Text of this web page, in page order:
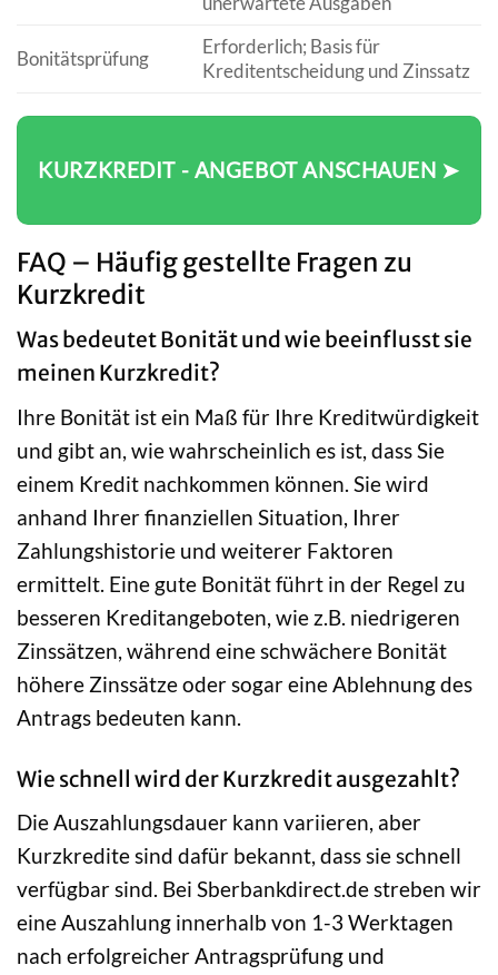
Bonitätsprüfung
Erforderlich; Basis für
Kreditentscheidung und Zinssatz
KURZKREDIT - ANGEBOT ANSCHAUEN ➤
FAQ – Häufig gestellte Fragen zu
Kurzkredit
Was bedeutet Bonität und wie beeinflusst sie
meinen Kurzkredit?
Ihre Bonität ist ein Maß für Ihre Kreditwürdigkeit
und gibt an, wie wahrscheinlich es ist, dass Sie
einem Kredit nachkommen können. Sie wird
anhand Ihrer finanziellen Situation, Ihrer
Zahlungshistorie und weiterer Faktoren
ermittelt. Eine gute Bonität führt in der Regel zu
besseren Kreditangeboten, wie z.B. niedrigeren
Zinssätzen, während eine schwächere Bonität
höhere Zinssätze oder sogar eine Ablehnung des
Antrags bedeuten kann.
Wie schnell wird der Kurzkredit ausgezahlt?
Die Auszahlungsdauer kann variieren, aber
Kurzkredite sind dafür bekannt, dass sie schnell
verfügbar sind. Bei Sberbankdirect.de streben wir
eine Auszahlung innerhalb von 1-3 Werktagen
nach erfolgreicher Antragsprüfung und